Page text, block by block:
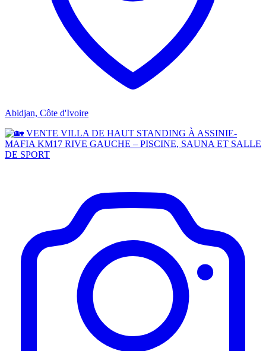
Abidjan, Côte d'Ivoire